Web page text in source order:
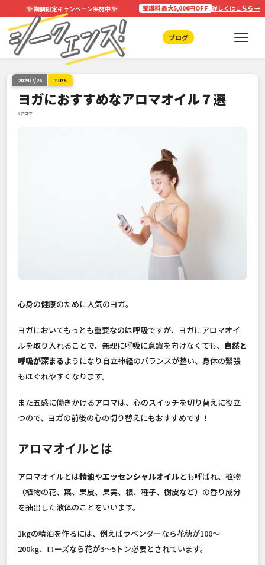
✨期間限定キャンペーン実施中✨ 受講料 最大5,000円OFF 詳しくはこちら →
ブログ
2024/7/26 TIPS
ヨガにおすすめなアロマオイル７選
#アロマ
心身の健康のために人気のヨガ。
ヨガにおいてもっとも重要なのは呼吸ですが、ヨガにアロマオイ
ルを取り入れることで、無理に呼吸に意識を向けなくても、 自然と
呼吸が深まるようになり自立神経のバランスが整い、身体の緊張
もほぐれやすくなります。
また五感に働きかけるアロマは、心のスイッチを切り替えに役立
つので、ヨガの前後の心の切り替えにもおすすめです！
アロマオイルとは
アロマオイルとは精油やエッセンシャルオイルとも呼ばれ、植物
（植物の花、葉、果皮、果実、根、種子、樹皮など）の香り成分
を抽出した液体のことをいいます。
1kgの精油を作るには、例えばラベンダーなら花穂が100～
200kg、ローズなら花が3～5トン必要とされています。